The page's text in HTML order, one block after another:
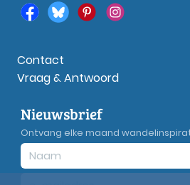
Contact
Vraag & Antwoord
Nieuwsbrief
Ontvang elke maand